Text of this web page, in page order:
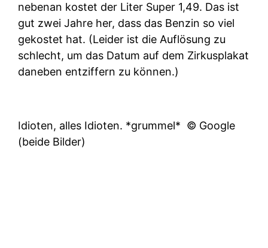
nebenan kostet der Liter Super 1,49. Das ist
gut zwei Jahre her, dass das Benzin so viel
gekostet hat. (Leider ist die Auflösung zu
schlecht, um das Datum auf dem Zirkusplakat
daneben entziffern zu können.)
Idioten, alles Idioten. *grummel* © Google
(beide Bilder)